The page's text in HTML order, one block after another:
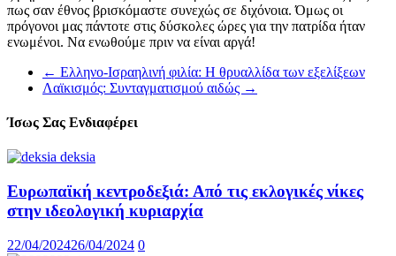
πως σαν έθνος βρισκόμαστε συνεχώς σε διχόνοια. Όμως οι
πρόγονοι μας πάντοτε στις δύσκολες ώρες για την πατρίδα ήταν
ενωμένοι. Να ενωθούμε πριν να είναι αργά!
← Ελληνο-Ισραηλινή φιλία: Η θρυαλλίδα των εξελίξεων
Λαϊκισμός: Συνταγματισμού αιδώς →
Ίσως Σας Ενδιαφέρει
Eυρωπαϊκή κεντροδεξιά: Από τις εκλογικές νίκες
στην ιδεολογική κυριαρχία
22/04/202426/04/2024 0